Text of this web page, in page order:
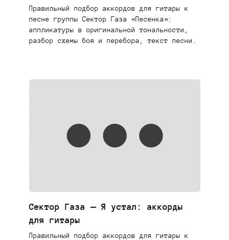
Правильный подбор аккордов для гитары к
песне группы Сектор Газа «Песенка»:
аппликатуры в оригинальной тональности,
разбор схемы боя и перебора, текст песни.
Сектор Газа — Я устал: аккорды
для гитары
Правильный подбор аккордов для гитары к